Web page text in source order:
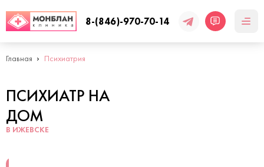
8-(846)-970-70-14
Главная Психиатрия
ПСИХИАТР НА
ДОМ
В ИЖЕВСКЕ